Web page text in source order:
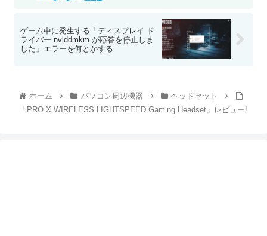
ゲーム中に発生する「ディスプレイ ド
ライバー nvlddmkm が応答を停止しま
した」エラーを何とかする
ホーム パソコン周辺機器
ヘッドセット
「PRO X WIRELESS LIGHTSPEED Gaming Headset」レビュー!